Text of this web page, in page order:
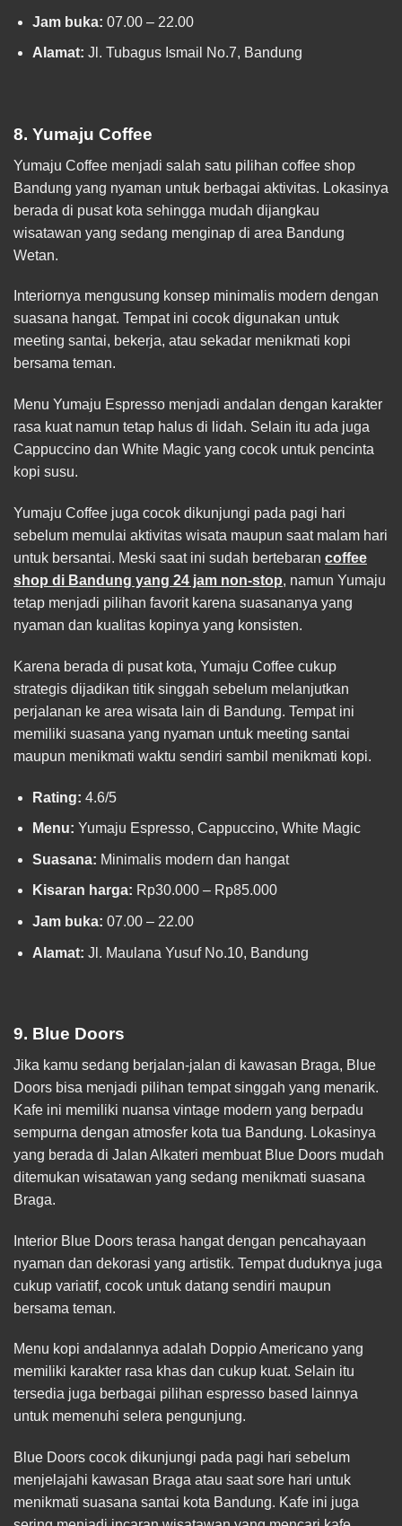
Jam buka: 07.00 – 22.00
Alamat: Jl. Tubagus Ismail No.7, Bandung
8. Yumaju Coffee
Yumaju Coffee menjadi salah satu pilihan coffee shop
Bandung yang nyaman untuk berbagai aktivitas. Lokasinya
berada di pusat kota sehingga mudah dijangkau
wisatawan yang sedang menginap di area Bandung
Wetan.
Interiornya mengusung konsep minimalis modern dengan
suasana hangat. Tempat ini cocok digunakan untuk
meeting santai, bekerja, atau sekadar menikmati kopi
bersama teman.
Menu Yumaju Espresso menjadi andalan dengan karakter
rasa kuat namun tetap halus di lidah. Selain itu ada juga
Cappuccino dan White Magic yang cocok untuk pencinta
kopi susu.
Yumaju Coffee juga cocok dikunjungi pada pagi hari
sebelum memulai aktivitas wisata maupun saat malam hari
untuk bersantai. Meski saat ini sudah bertebaran coffee
shop di Bandung yang 24 jam non-stop, namun Yumaju
tetap menjadi pilihan favorit karena suasananya yang
nyaman dan kualitas kopinya yang konsisten.
Karena berada di pusat kota, Yumaju Coffee cukup
strategis dijadikan titik singgah sebelum melanjutkan
perjalanan ke area wisata lain di Bandung. Tempat ini
memiliki suasana yang nyaman untuk meeting santai
maupun menikmati waktu sendiri sambil menikmati kopi.
Rating: 4.6/5
Menu: Yumaju Espresso, Cappuccino, White Magic
Suasana: Minimalis modern dan hangat
Kisaran harga: Rp30.000 – Rp85.000
Jam buka: 07.00 – 22.00
Alamat: Jl. Maulana Yusuf No.10, Bandung
9. Blue Doors
Jika kamu sedang berjalan-jalan di kawasan Braga, Blue
Doors bisa menjadi pilihan tempat singgah yang menarik.
Kafe ini memiliki nuansa vintage modern yang berpadu
sempurna dengan atmosfer kota tua Bandung. Lokasinya
yang berada di Jalan Alkateri membuat Blue Doors mudah
ditemukan wisatawan yang sedang menikmati suasana
Braga.
Interior Blue Doors terasa hangat dengan pencahayaan
nyaman dan dekorasi yang artistik. Tempat duduknya juga
cukup variatif, cocok untuk datang sendiri maupun
bersama teman.
Menu kopi andalannya adalah Doppio Americano yang
memiliki karakter rasa khas dan cukup kuat. Selain itu
tersedia juga berbagai pilihan espresso based lainnya
untuk memenuhi selera pengunjung.
Blue Doors cocok dikunjungi pada pagi hari sebelum
menjelajahi kawasan Braga atau saat sore hari untuk
menikmati suasana santai kota Bandung. Kafe ini juga